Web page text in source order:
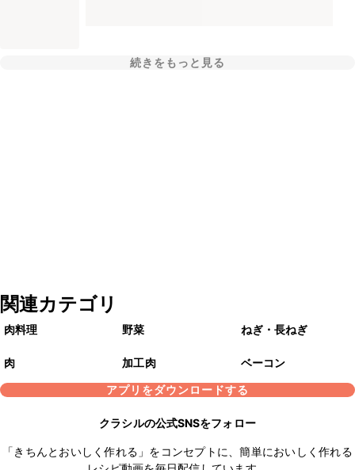
続きをもっと見る
関連カテゴリ
肉料理 野菜 ねぎ・長ねぎ
肉 加工肉
ベーコン
アプリをダウンロードする
クラシルの公式SNSをフォロー
「きちんとおいしく作れる」をコンセプトに、簡単においしく作れる